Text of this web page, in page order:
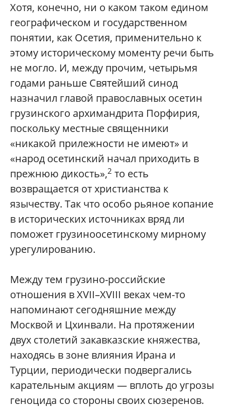
Хотя, конечно, ни о каком таком едином
географическом и государственном
понятии, как Осетия, применительно к
этому историческому моменту речи быть
не могло. И, между прочим, четырьмя
годами раньше Святейший синод
назначил главой православных осетин
грузинского архимандрита Порфирия,
поскольку местные священники
«никакой прилежности не имеют» и
«народ осетинский начал приходить в
прежнюю дикость»,2 то есть
возвращается от христианства к
язычеству. Так что особо рьяное копание
в исторических источниках вряд ли
поможет грузиноосетинскому мирному
урегулированию.
Между тем грузино-российские
отношения в XVII–XVIII веках чем-то
напоминают сегодняшние между
Москвой и Цхинвали. На протяжении
двух столетий закавказские княжества,
находясь в зоне влияния Ирана и
Турции, периодически подвергались
карательным акциям — вплоть до угрозы
геноцида со стороны своих сюзеренов.